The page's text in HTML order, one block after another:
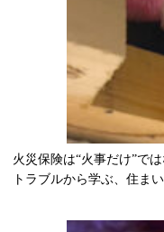
火災保険は“火事だけ”で
トラブルから学ぶ、住ま